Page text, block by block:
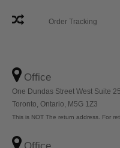
Order Tracking
Office
One Dundas Street West Suite
Toronto, Ontario, M5G 1Z3
This is NOT The return address. For